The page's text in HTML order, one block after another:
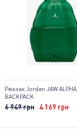
Рюкзак Jordan JAW ALPHA
BACKPACK
6 949 грн 4 169 грн